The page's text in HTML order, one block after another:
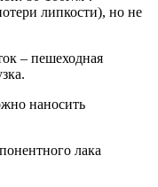
липкости), но не
– пешеходная
наносить
лака